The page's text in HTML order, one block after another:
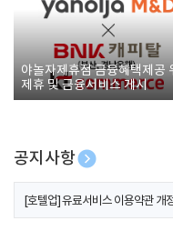
야놀자제휴점 금융혜택제공
제휴 및 금융서비스 게시
공지사항
[호텔업] 개인정보 처리방침 개정본
[호텔업] 유료서비스 이용약관 개